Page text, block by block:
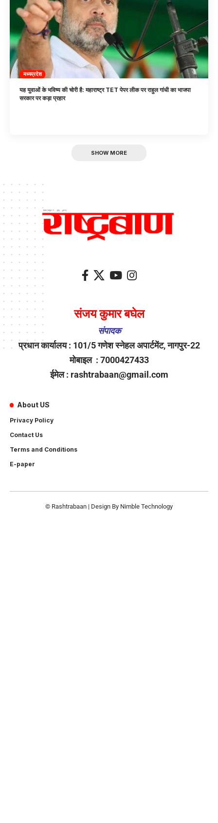
मध्यप्रदेश
यह युवाओं के भविष्य की चोरी है: महाराष्ट्र TET पेपर लीक पर राहुल गांधी का भाजपा
सरकार पर कड़ा प्रहार
SHOW MORE
संजय कुमार बघेल
संपादक
प्रधान कार्यालय : 101/5 गणेश स्नेहल अपार्टमेंट, नागपुर-22
मोबाइल : 7000427433
ईमेल : rashtrabaan@gmail.com
About US
Privacy Policy
Contact Us
Terms and Conditions
E-paper
© Rashtrabaan | Design By Nimble Technology